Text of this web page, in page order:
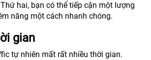
hai, bạn có thể tiếp cận một lượng
năng một cách nhanh chóng.
gian
tự nhiên mất rất nhiều thời gian.